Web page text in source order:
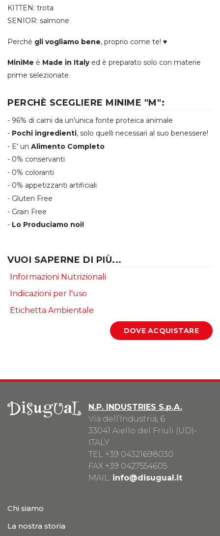
KITTEN: trota
SENIOR: salmone
Perché gli vogliamo bene, proprio come te! ♥
MiniMe è Made in Italyed è preparato solo con materie
prime selezionate.
PERCHÈ SCEGLIERE MINIME "M":
- 96% di carni da un'unica fonte proteica animale
- Pochi ingredienti, solo quelli necessari al suo benessere!
- E' un Alimento Completo
- 0% conservanti
- 0% coloranti
- 0% appetizzanti artificiali
- Gluten Free
- Grain Free
- Lo Produciamo noi!
VUOI SAPERNE DI PIÙ...
Informazioni Nutrizionali
Indicazioni per l'uso
Etichetta Ambientale
N.P. INDUSTRIES S.p.A.
Via dell’Industria, 6
33041 Aiello del Friuli (UD)-
ITALY
TEL +39 04321698030
FAX +39 0427554605
MAIL: info@disugual.it
Chi siamo
La nostra storia